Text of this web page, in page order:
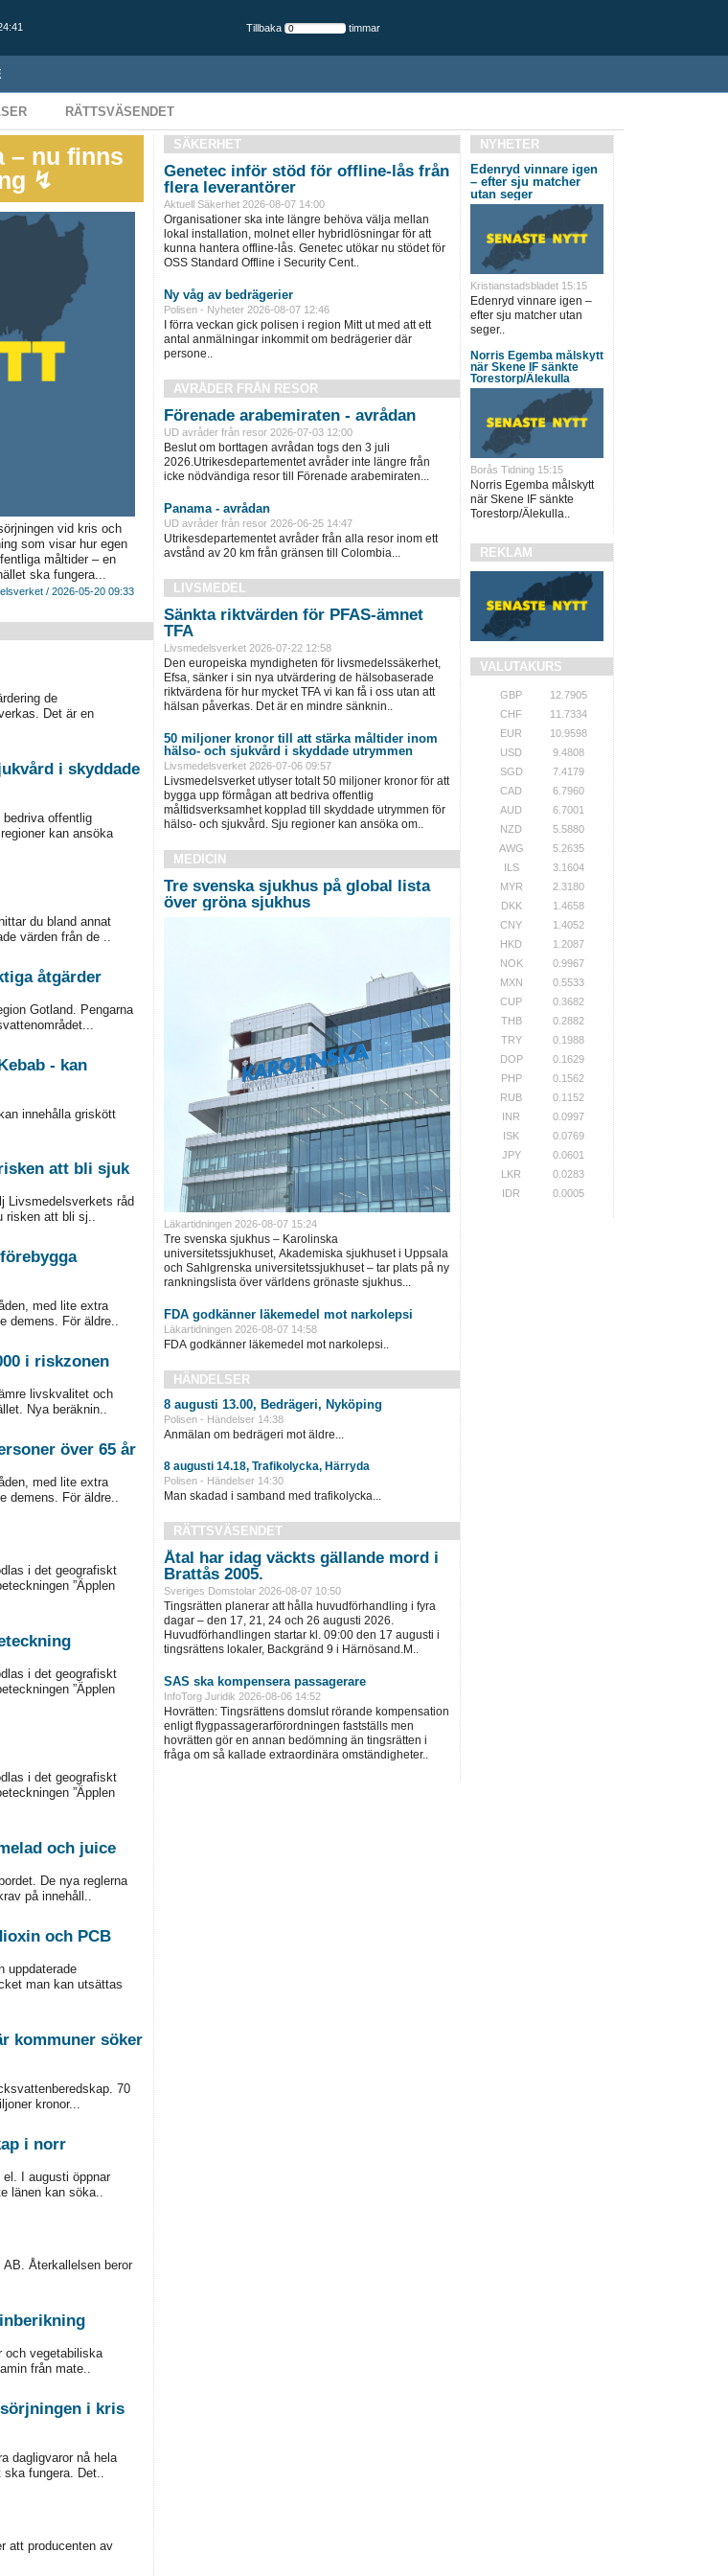
Tillbaka timmar
RÄTTSVÄSENDET
– nu finns
↯
vid kris och
som visar hur egen
måltider – en
ska fungera...
/ 2026-05-20 09:33
de
Det är en
i skyddade
offentlig
kan ansöka
du bland annat
värden från de ..
åtgärder
Gotland. Pengarna
- kan
innehålla griskött
att bli sjuk
Livsmedelsverkets råd
risken att bli sj..
med lite extra
demens. För äldre..
i riskzonen
livskvalitet och
Nya beräknin..
över 65 år
med lite extra
demens. För äldre..
i det geografiskt
”Äpplen
i det geografiskt
”Äpplen
i det geografiskt
”Äpplen
och juice
De nya reglerna
på innehåll..
och PCB
uppdaterade
man kan utsättas
kommuner söker
70
kronor...
i norr
I augusti öppnar
länen kan söka..
Återkallelsen beror
och vegetabiliska
från mate..
i kris
dagligvaror nå hela
fungera. Det..
att producenten av
SÄKERHET
Genetec inför stöd för offline-lås från
flera leverantörer
Aktuell Säkerhet 2026-08-07 14:00
Organisationer ska inte längre behöva välja mellan
lokal installation, molnet eller hybridlösningar för att
kunna hantera offline-lås. Genetec utökar nu stödet för
OSS Standard Offline i Security Cent..
Ny våg av bedrägerier
Polisen - Nyheter 2026-08-07 12:46
I förra veckan gick polisen i region Mitt ut med att ett
antal anmälningar inkommit om bedrägerier där
persone..
AVRÅDER FRÅN RESOR
Förenade arabemiraten - avrådan
UD avråder från resor 2026-07-03 12:00
Beslut om borttagen avrådan togs den 3 juli
2026.Utrikesdepartementet avråder inte längre från
icke nödvändiga resor till Förenade arabemiraten...
Panama - avrådan
UD avråder från resor 2026-06-25 14:47
Utrikesdepartementet avråder från alla resor inom ett
avstånd av 20 km från gränsen till Colombia...
LIVSMEDEL
Sänkta riktvärden för PFAS-ämnet
TFA
Livsmedelsverket 2026-07-22 12:58
Den europeiska myndigheten för livsmedelssäkerhet,
Efsa, sänker i sin nya utvärdering de hälsobaserade
riktvärdena för hur mycket TFA vi kan få i oss utan att
hälsan påverkas. Det är en mindre sänknin..
50 miljoner kronor till att stärka måltider inom
hälso- och sjukvård i skyddade utrymmen
Livsmedelsverket 2026-07-06 09:57
Livsmedelsverket utlyser totalt 50 miljoner kronor för att
bygga upp förmågan att bedriva offentlig
måltidsverksamhet kopplad till skyddade utrymmen för
hälso- och sjukvård. Sju regioner kan ansöka om..
MEDICIN
Tre svenska sjukhus på global lista
över gröna sjukhus
Läkartidningen 2026-08-07 15:24
Tre svenska sjukhus – Karolinska
universitetssjukhuset, Akademiska sjukhuset i Uppsala
och Sahlgrenska universitetssjukhuset – tar plats på ny
rankningslista över världens grönaste sjukhus...
FDA godkänner läkemedel mot narkolepsi
Läkartidningen 2026-08-07 14:58
FDA godkänner läkemedel mot narkolepsi..
HÄNDELSER
8 augusti 13.00, Bedrägeri, Nyköping
Polisen - Händelser 14:38
Anmälan om bedrägeri mot äldre...
8 augusti 14.18, Trafikolycka, Härryda
Polisen - Händelser 14:30
Man skadad i samband med trafikolycka...
RÄTTSVÄSENDET
Åtal har idag väckts gällande mord i
Brattås 2005.
Sveriges Domstolar 2026-08-07 10:50
Tingsrätten planerar att hålla huvudförhandling i fyra
dagar – den 17, 21, 24 och 26 augusti 2026.
Huvudförhandlingen startar kl. 09:00 den 17 augusti i
tingsrättens lokaler, Backgränd 9 i Härnösand.M..
SAS ska kompensera passagerare
InfoTorg Juridik 2026-08-06 14:52
Hovrätten: Tingsrättens domslut rörande kompensation
enligt flygpassagerarförordningen fastställs men
hovrätten gör en annan bedömning än tingsrätten i
fråga om så kallade extraordinära omständigheter..
NYHETER
Edenryd vinnare igen
– efter sju matcher
utan seger
Kristianstadsbladet 15:15
Edenryd vinnare igen –
efter sju matcher utan
seger..
Norris Egemba målskytt
när Skene IF sänkte
Torestorp/Älekulla
Borås Tidning 15:15
Norris Egemba målskytt
när Skene IF sänkte
Torestorp/Älekulla..
REKLAM
VALUTAKURS
GBP
12.7905
CHF
11.7334
EUR
10.9598
USD
9.4808
SGD
7.4179
CAD
6.7960
AUD
6.7001
NZD
5.5880
AWG
5.2635
ILS
3.1604
MYR
2.3180
DKK
1.4658
CNY
1.4052
HKD
1.2087
NOK
0.9967
MXN
0.5533
CUP
0.3682
THB
0.2882
TRY
0.1988
DOP
0.1629
PHP
0.1562
RUB
0.1152
INR
0.0997
ISK
0.0769
JPY
0.0601
LKR
0.0283
IDR
0.0005